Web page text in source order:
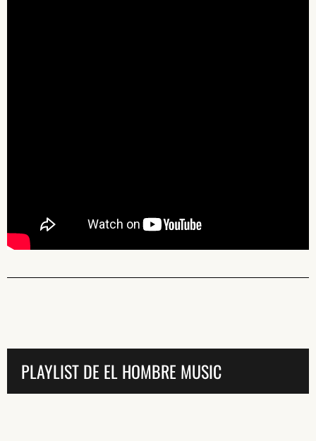
PLAYLIST DE EL HOMBRE MUSIC